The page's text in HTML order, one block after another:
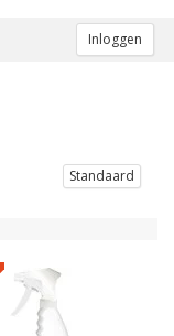
Inloggen
Standaard